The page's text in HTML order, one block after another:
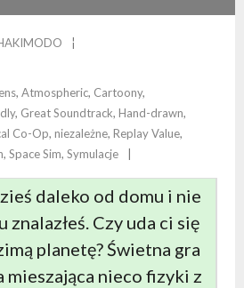
WĘDRÓWKI W
, Atmospheric, Cartoony,
, Great Soundtrack, Hand-drawn,
Co-Op, niezależne, Replay Value,
, Space Sim, Symulacje
daleko od domu i nie
znalazłeś. Czy uda ci się
planetę? Świetna gra
mieszająca nieco fizyki z